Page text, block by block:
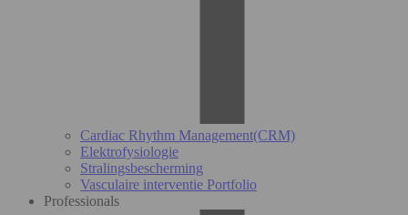
Cardiac Rhythm Management(CRM)
Elektrofysiologie
Stralingsbescherming
Vasculaire interventie Portfolio
Professionals